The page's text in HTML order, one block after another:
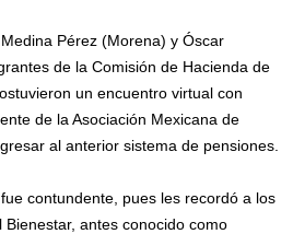
Pérez (Morena) y Óscar
de la Comisión de Hacienda de
un encuentro virtual con
de la Asociación Mexicana de
al anterior sistema de pensiones.
contundente, pues les recordó a los
antes conocido como